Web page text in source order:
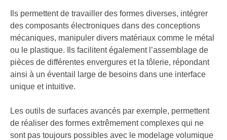
Ils permettent de travailler des formes diverses, intégrer
des composants électroniques dans des conceptions
mécaniques, manipuler divers matériaux comme le métal
ou le plastique. Ils facilitent également l’assemblage de
pièces de différentes envergures et la tôlerie, répondant
ainsi à un éventail large de besoins dans une interface
unique et intuitive.
Les outils de surfaces avancés par exemple, permettent
de réaliser des formes extrêmement complexes qui ne
sont pas toujours possibles avec le modelage volumique